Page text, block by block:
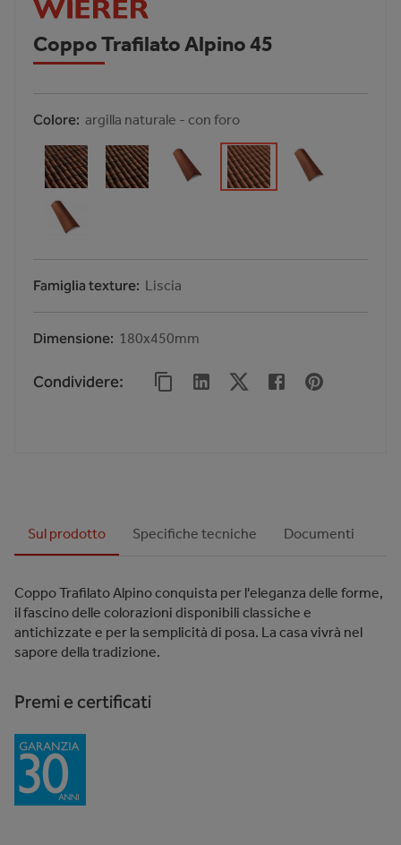
Coppo Trafilato Alpino 45
Colore argilla naturale - con foro
Famiglia texture Liscia
Dimensione 180x450mm
Condividere:
Sul prodotto Specifiche tecniche Documenti
Coppo Trafilato Alpino conquista per l'eleganza delle forme,
il fascino delle colorazioni disponibili classiche e
antichizzate e per la semplicità di posa. La casa vivrà nel
sapore della tradizione.
Premi e certificati